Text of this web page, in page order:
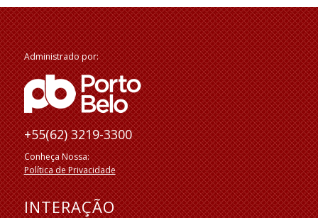
Administrado por:
+55(62) 3219-3300
Conheça Nossa:
Política de Privacidade
INTERAÇÃO